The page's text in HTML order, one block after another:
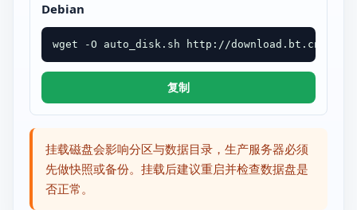
Debian
wget -O auto_disk.sh http://download.bt.cn/
复制
挂载磁盘会影响分区与数据目录，生产服务器必须
先做快照或备份。挂载后建议重启并检查数据盘是
否正常。